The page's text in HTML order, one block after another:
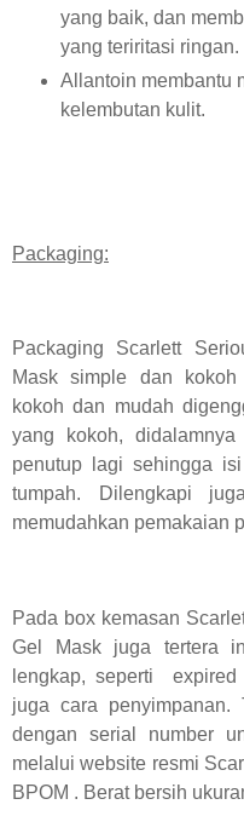
yang baik, dan
yang teriritasi ringan.
Allantoin membantu
kelembutan kulit.
Packaging:
Packaging Scarlett
Mask simple dan
kokoh dan mudah
yang kokoh,
penutup lagi sehingga
tumpah. Dilengkapi
memudahkan pemakaian
Pada box kemasan
Gel Mask juga tertera
lengkap, seperti
juga cara penyimpanan.
dengan serial number
melalui website resmi
BPOM . Berat bersih